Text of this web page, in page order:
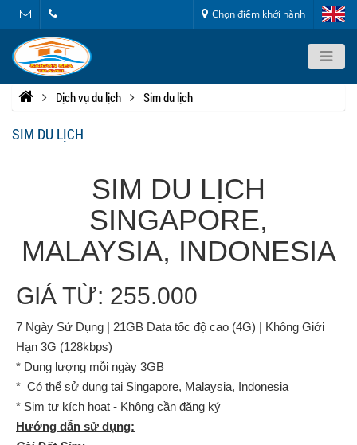
Chọn điểm khởi hành
Dịch vụ du lịch Sim du lịch
SIM DU LỊCH
SIM DU LỊCH
SINGAPORE,
MALAYSIA, INDONESIA
GIÁ TỪ: 255.000
7 Ngày Sử Dụng | 21GB Data tốc độ cao (4G) | Không Giới
Hạn 3G (128kbps)
* Dung lượng mỗi ngày 3GB
* Có thể sử dụng tại Singapore, Malaysia, Indonesia
* Sim tự kích hoạt - Không cần đăng ký
Hướng dẫn sử dụng: